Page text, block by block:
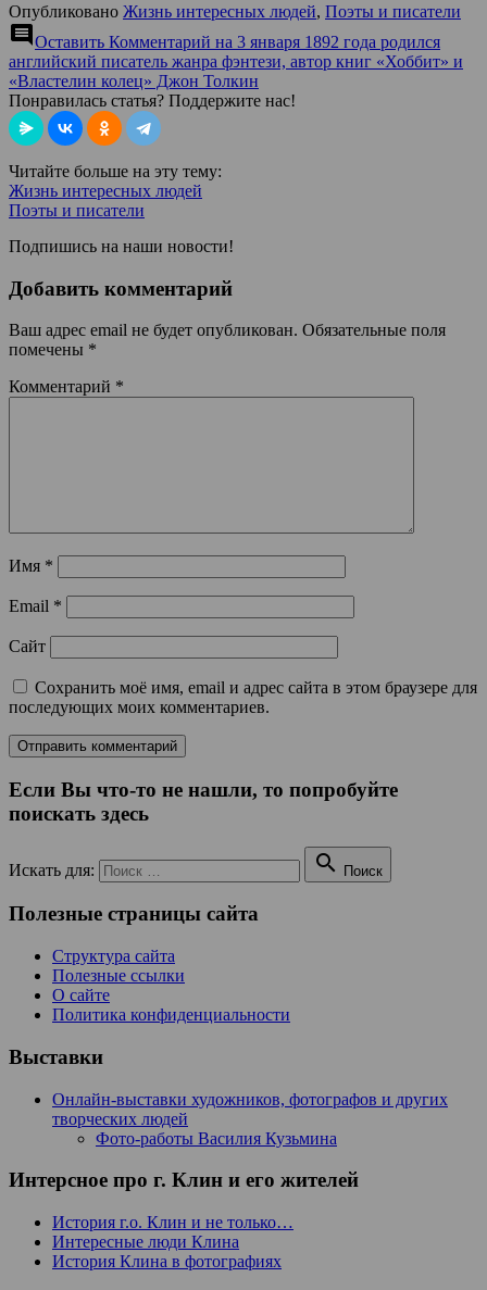
Опубликовано Жизнь интересных людей, Поэты и писатели
comment Оставить Комментарий на 3 января 1892 года родился
английский писатель жанра фэнтези, автор книг «Хоббит» и
«Властелин колец» Джон Толкин
Понравилась статья? Поддержите нас!
Читайте больше на эту тему:
Жизнь интересных людей
Поэты и писатели
Подпишись на наши новости!
Добавить комментарий
Ваш адрес email не будет опубликован. Обязательные поля
помечены *
Комментарий *
Имя *
Email *
Сайт
Сохранить моё имя, email и адрес сайта в этом браузере для
последующих моих комментариев.
Если Вы что-то не нашли, то попробуйте
поискать здесь
Искать для:  Поиск
Полезные страницы сайта
Структура сайта
Полезные ссылки
О сайте
Политика конфиденциальности
Выставки
Онлайн-выставки художников, фотографов и других
творческих людей
Фото-работы Василия Кузьмина
Интерсное про г. Клин и его жителей
История г.о. Клин и не только…
Интересные люди Клина
История Клина в фотографиях